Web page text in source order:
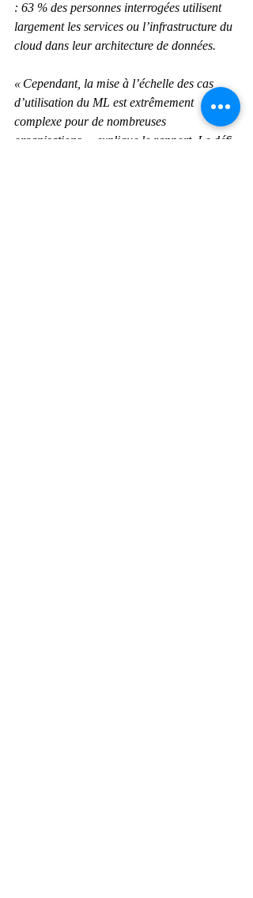
: 63 % des personnes interrogées utilisent
largement les services ou l’infrastructure du
cloud dans leur architecture de données.
« Cependant, la mise à l’échelle des cas
d’utilisation du ML est extrêmement
complexe pour de nombreuses
organisations », explique le rapport. Le défi